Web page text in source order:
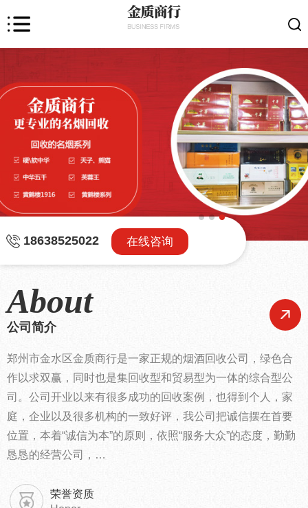
18638525022 在线咨询
About
公司简介
郑州市金水区金质商行是一家正规的烟酒回收公司，绿色合
作以求双赢，同时也是集回收型和贸易型为一体的综合型公
司。公司开业以来有很多成功的回收案例，也得到个人，家
庭，企业以及很多机构的一致好评，我公司把诚信摆在首要
位置，本着“诚信为本”的原则，依照“服务大众”的态度，勤勤
恳恳的经营公司，…
荣誉资质